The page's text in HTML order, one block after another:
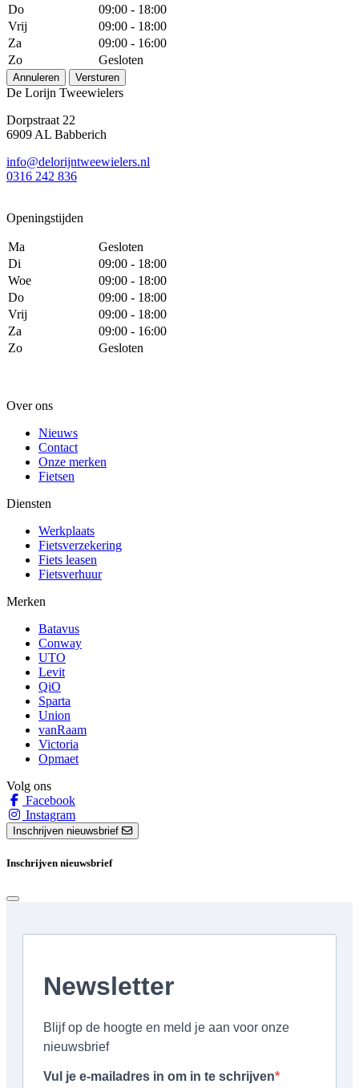
Do
09:00 - 18:00
Vrij
09:00 - 18:00
Za
09:00 - 16:00
Zo
Gesloten
Annuleren Versturen
De Lorijn Tweewielers
Dorpstraat 22
6909 AL Babberich
info@delorijntweewielers.nl
0316 242 836
Openingstijden
Ma
Gesloten
Di
09:00 - 18:00
Woe
09:00 - 18:00
Do
09:00 - 18:00
Vrij
09:00 - 18:00
Za
09:00 - 16:00
Zo
Gesloten
Over ons
Nieuws
Contact
Onze merken
Fietsen
Diensten
Werkplaats
Fietsverzekering
Fiets leasen
Fietsverhuur
Merken
Batavus
Conway
UTO
Levit
QiO
Sparta
Union
vanRaam
Victoria
Opmaet
Volg ons
Facebook
Instagram
Inschrijven nieuwsbrief
Inschrijven nieuwsbrief